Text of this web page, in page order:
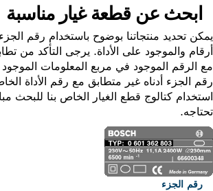
ابحث عن قطعة غيار مناسبة
تحديد منتجاتنا بوضوح باستخدام رقم
والموجود على الأداة. يرجى التأكد من
الرقم الموجود في مربع المعلومات الموجود
الجزء أدناه غير متطابق مع رقم الأداة
كتالوج قطع الغيار الخاص بنا للبحث
رقم الجزء